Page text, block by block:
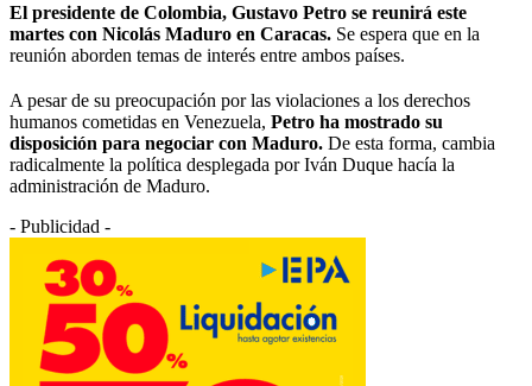
El presidente de Colombia, Gustavo Petro se reunirá este
martes con Nicolás Maduro en Caracas. Se espera que en la
reunión aborden temas de interés entre ambos países.
A pesar de su preocupación por las violaciones a los derechos
humanos cometidas en Venezuela, Petro ha mostrado su
disposición para negociar con Maduro. De esta forma, cambia
radicalmente la política desplegada por Iván Duque hacía la
administración de Maduro.
- Publicidad -